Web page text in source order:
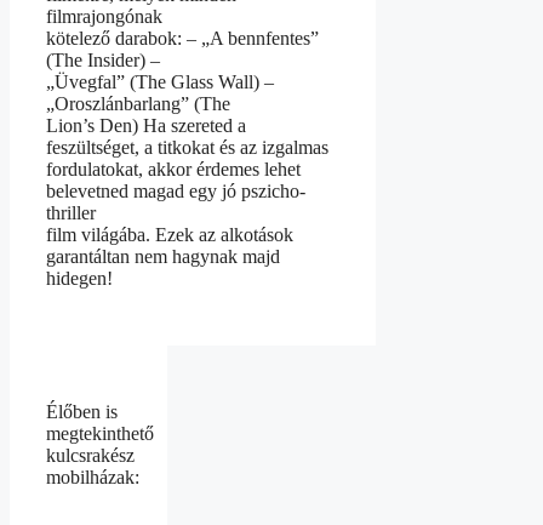
filmrajongónak
kötelező darabok: – „A bennfentes”
(The Insider) –
„Üvegfal” (The Glass Wall) –
„Oroszlánbarlang” (The
Lion’s Den) Ha szereted a
feszültséget, a titkokat és az izgalmas
fordulatokat, akkor érdemes lehet
belevetned magad egy jó pszicho-
thriller
film világába. Ezek az alkotások
garantáltan nem hagynak majd
hidegen!
Élőben is
megtekinthető
kulcsrakész
mobilházak: